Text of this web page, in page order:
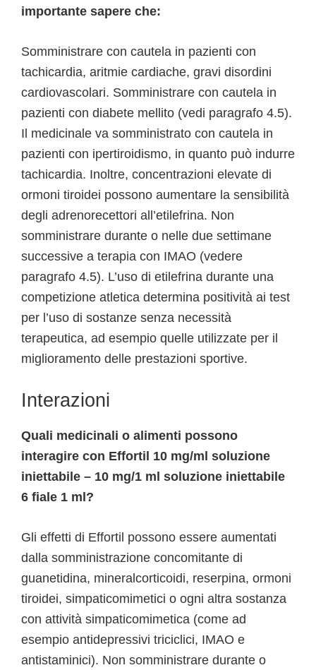
importante sapere che:
Somministrare con cautela in pazienti con
tachicardia, aritmie cardiache, gravi disordini
cardiovascolari. Somministrare con cautela in
pazienti con diabete mellito (vedi paragrafo 4.5).
Il medicinale va somministrato con cautela in
pazienti con ipertiroidismo, in quanto può indurre
tachicardia. Inoltre, concentrazioni elevate di
ormoni tiroidei possono aumentare la sensibilità
degli adrenorecettori all’etilefrina. Non
somministrare durante o nelle due settimane
successive a terapia con IMAO (vedere
paragrafo 4.5). L’uso di etilefrina durante una
competizione atletica determina positività ai test
per l’uso di sostanze senza necessità
terapeutica, ad esempio quelle utilizzate per il
miglioramento delle prestazioni sportive.
Interazioni
Quali medicinali o alimenti possono
interagire con Effortil 10 mg/ml soluzione
iniettabile – 10 mg/1 ml soluzione iniettabile
6 fiale 1 ml?
Gli effetti di Effortil possono essere aumentati
dalla somministrazione concomitante di
guanetidina, mineralcorticoidi, reserpina, ormoni
tiroidei, simpaticomimetici o ogni altra sostanza
con attività simpaticomimetica (come ad
esempio antidepressivi triciclici, IMAO e
antistaminici). Non somministrare durante o